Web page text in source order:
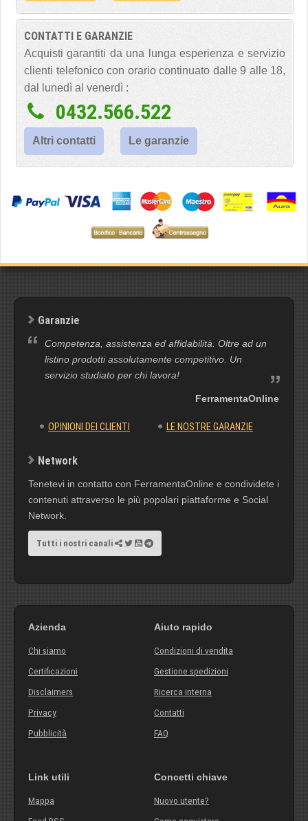
CONTATTI E GARANZIE
Acquisti garantiti da una lunga esperienza e servizio
clienti telefonico con orario continuato dalle 9 alle 18,
dal lunedì al venerdì :
0432.566.522
Altri contatti Le garanzie
Garanzie
Competenza, assistenza ed affidabilità. Oltre ad un
listino prodotti assolutamente competitivo. Un
servizio studiato per chi lavora!
FerramentaOnline
OPINIONI DEI CLIENTI LE NOSTRE GARANZIE
Network
Tenetevi in contatto con FerramentaOnline e condividete i
contenuti attraverso le più popolari piattaforme e Social
Network.
Tutti i nostri canali
Azienda
Chi siamo
Certificazioni
Disclaimers
Privacy
Pubblicità
Aiuto rapido
Condizioni di vendita
Gestione spedizioni
Ricerca interna
Contatti
FAQ
Link utili
Mappa
Concetti chiave
Nuovo utente?